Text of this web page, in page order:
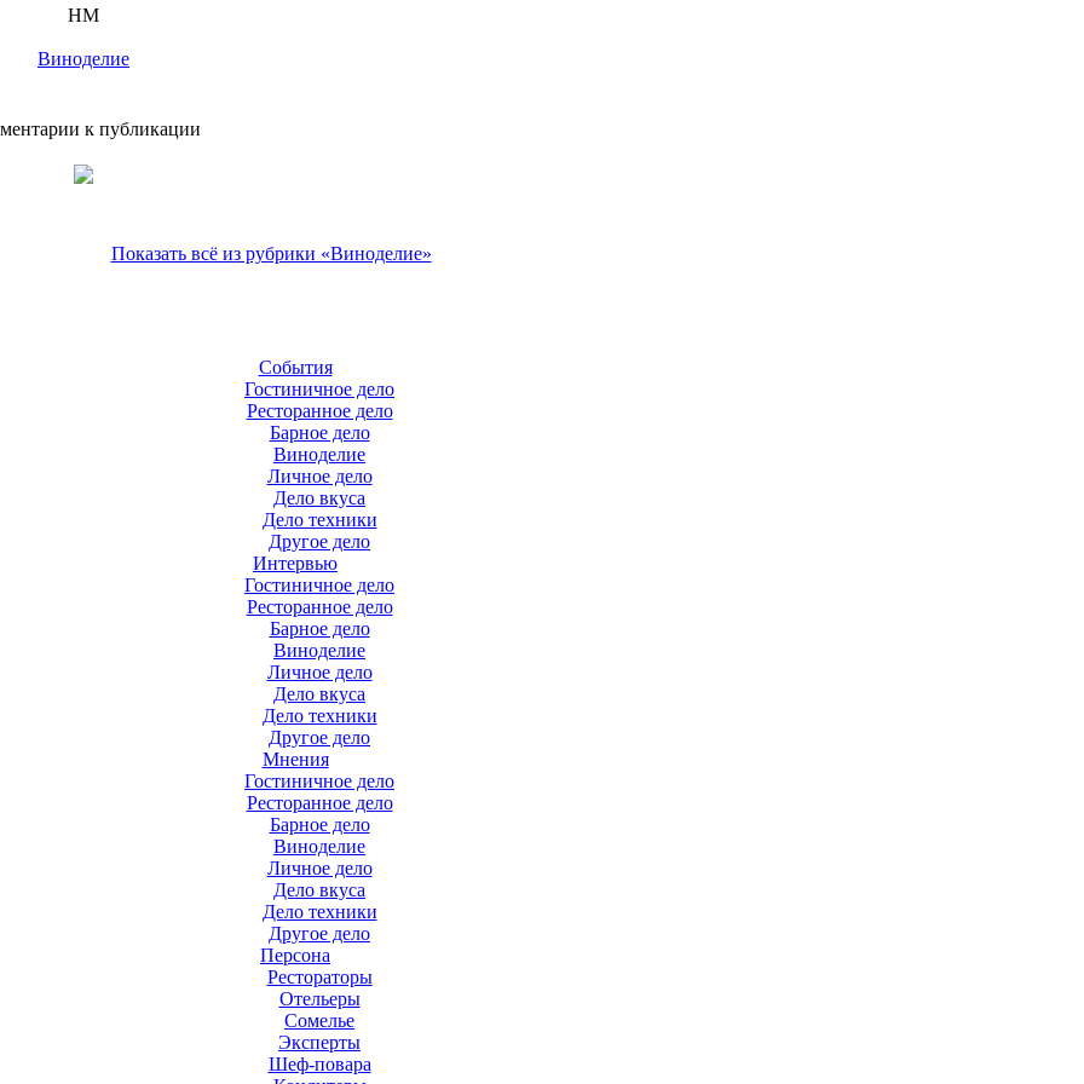
HM
Виноделие
к публикации
Показать всё из рубрики «Виноделие»
События
Гостиничное дело
Ресторанное дело
Барное дело
Виноделие
Личное дело
Дело вкуса
Дело техники
Другое дело
Интервью
Гостиничное дело
Ресторанное дело
Барное дело
Виноделие
Личное дело
Дело вкуса
Дело техники
Другое дело
Мнения
Гостиничное дело
Ресторанное дело
Барное дело
Виноделие
Личное дело
Дело вкуса
Дело техники
Другое дело
Персона
Рестораторы
Отельеры
Сомелье
Эксперты
Шеф-повара